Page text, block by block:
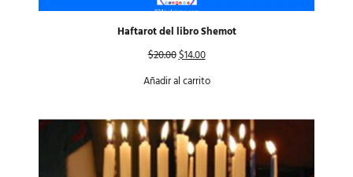
Haftarot del libro Shemot
$20.00$14.00
Añadir al carrito